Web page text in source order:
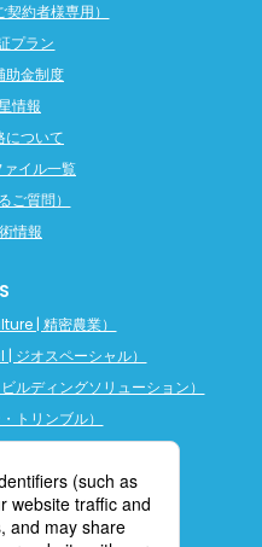
約者様専用）
プラン
助金制度
情報
について
ァイル一覧
ご質問）
情報
| 精密農業）
オスペーシャル）
ディングソリューション）
トリンブル）
ソリューション）
（精密農業）